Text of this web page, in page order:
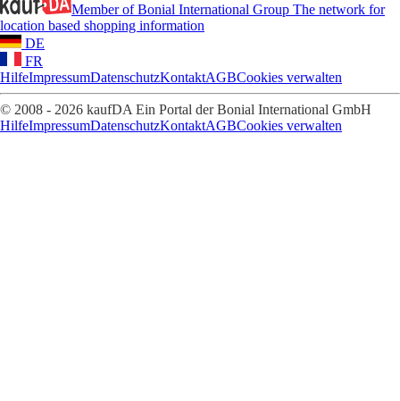
Member of Bonial International Group The network for
location based shopping information
DE
FR
HilfeImpressumDatenschutzKontaktAGBCookies verwalten
© 2008 - 2026 kaufDA Ein Portal der Bonial International GmbH
HilfeImpressumDatenschutzKontaktAGBCookies verwalten